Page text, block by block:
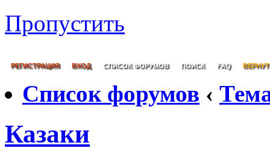
Пропустить
РЕГИСТРАЦИЯ ВХОД СПИСОК ФОРУМОВ ПОИСК FAQ
Список форумов ‹
Казаки